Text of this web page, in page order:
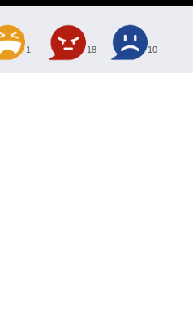
1 18 10